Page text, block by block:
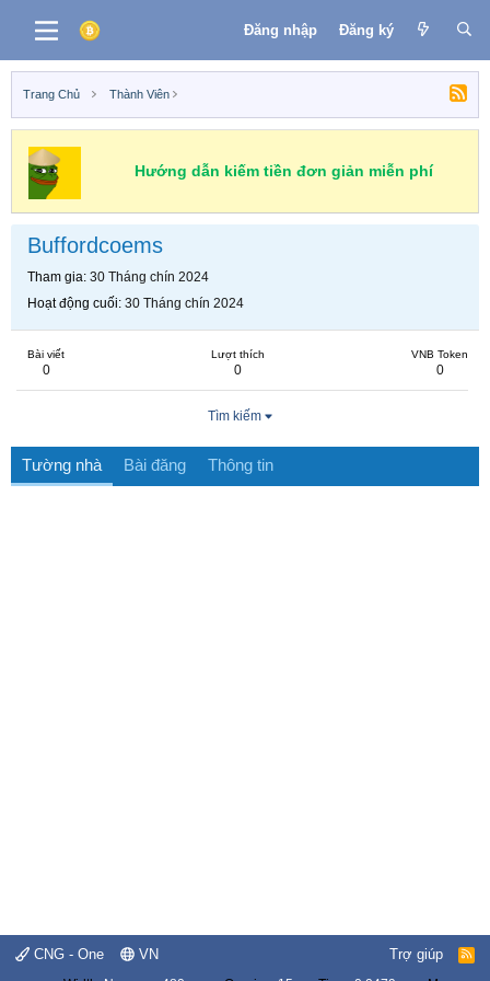
Đăng nhập Đăng ký
Trang Chủ Thành Viên
Hướng dẫn kiếm tiền đơn giản miễn phí
Buffordcoems
Tham gia 30 Tháng chín 2024
Hoạt động cuối 30 Tháng chín 2024
Bài viết
0
Lượt thích
0
VNB Token
0
Tìm kiếm
Tường nhà Bài đăng Thông tin
CNG - One VN Trợ giúp
R